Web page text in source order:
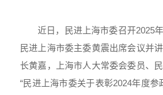
近日，民进上海市委召开2025
民进上海市委主委黄震出席会议并
长黄嘉，上海市人大常委会委员、
“民进上海市委关于表彰2024年度